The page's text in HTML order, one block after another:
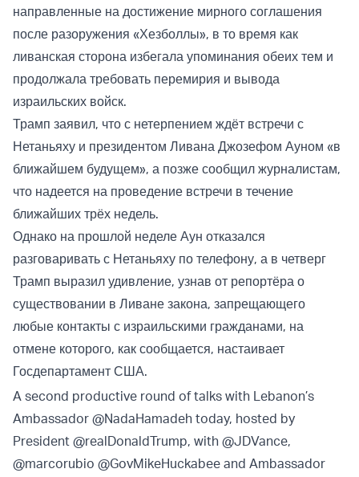
направленные на достижение мирного соглашения
после разоружения «Хезболлы», в то время как
ливанская сторона избегала упоминания обеих тем и
продолжала требовать перемирия и вывода
израильских войск.
Трамп заявил, что с нетерпением ждёт встречи с
Нетаньяху и президентом Ливана Джозефом Ауном «в
ближайшем будущем», а позже сообщил журналистам,
что надеется на проведение встречи в течение
ближайших трёх недель.
Однако на прошлой неделе Аун отказался
разговаривать с Нетаньяху по телефону, а в четверг
Трамп выразил удивление, узнав от репортёра о
существовании в Ливане закона, запрещающего
любые контакты с израильскими гражданами, на
отмене которого, как сообщается, настаивает
Госдепартамент США.
A second productive round of talks with Lebanon’s
Ambassador @NadaHamadeh today, hosted by
President @realDonaldTrump, with @JDVance,
@marcorubio @GovMikeHuckabee and Ambassador